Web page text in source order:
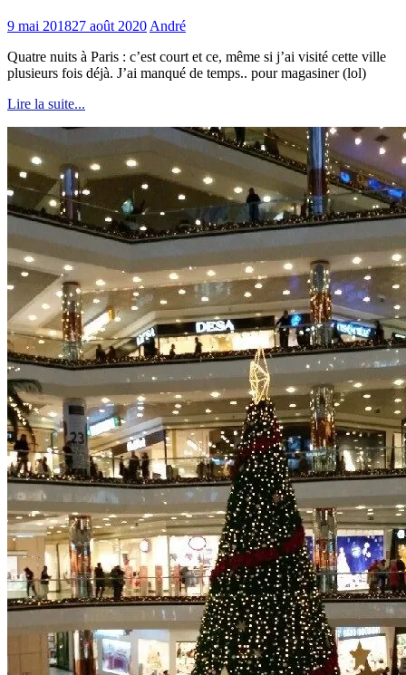
9 mai 201827 août 2020 André
Quatre nuits à Paris : c’est court et ce, même si j’ai visité cette ville
plusieurs fois déjà. J’ai manqué de temps.. pour magasiner (lol)
Lire la suite...